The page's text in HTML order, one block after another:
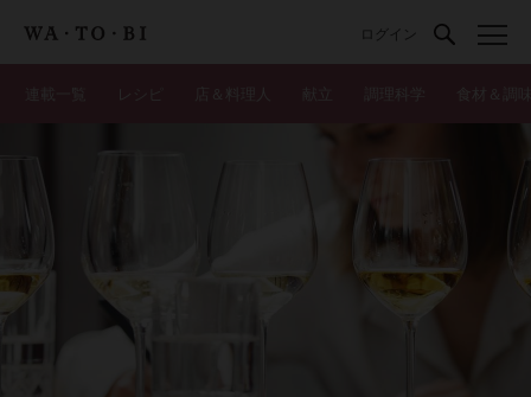
ログイン